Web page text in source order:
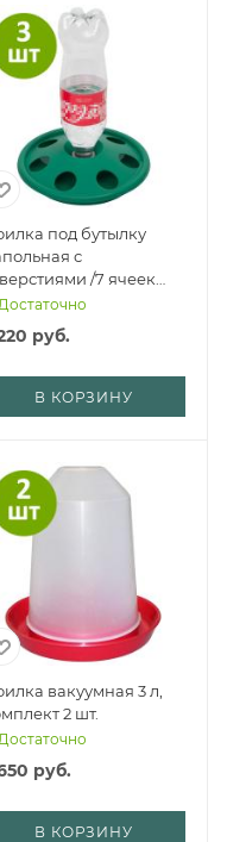
под бутылку
с
/7 ячеек
комплект 3 шт.
руб.
В КОРЗИНУ
вакуумная 3 л,
2 шт.
руб.
В КОРЗИНУ